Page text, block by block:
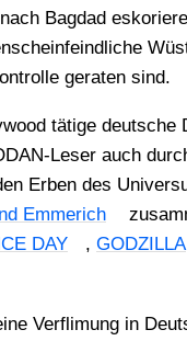
Bag­dad
gera­ten sind.
täti­ge deut­sche
Leser auch
Erben des
Emme­rich
DAY , GODZILLA
Ver­fli­mung in